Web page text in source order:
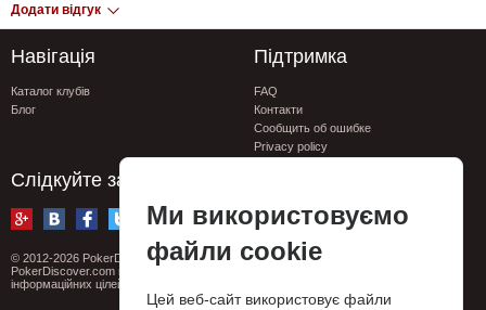
Додати відгук
Навігація
Каталог клубів
Блог
Підтримка
FAQ
Контакти
Сообщить об ошибке
Privacy policy
Слідкуйте за нами
© 2012-2026 PokerDiscover.com. Всі права захищені.
PokerDiscover.com не є організатором ігор. Сайт призначений виключно для
інформаційних цілей. 18+
Ми використовуємо
файли cookie
Цей веб-сайт використовує файли